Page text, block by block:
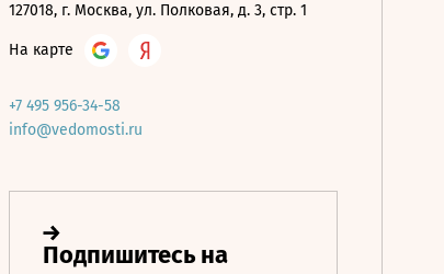
127018, г. Москва, ул. Полковая, д. 3, стр. 1
На карте
+7 495 956-34-58
info@vedomosti.ru